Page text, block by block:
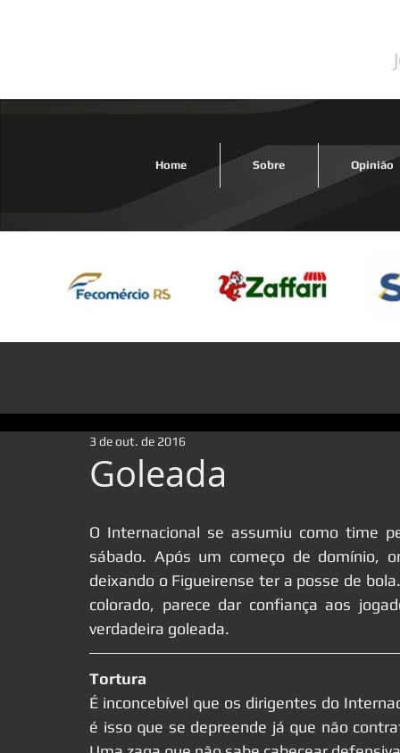
Home Sobre Opinião
Goleada
3 de out. de 2016
O Internacional se assumiu como time
sábado. Após um começo de domínio,
deixando o Figueirense ter a posse de
colorado, parece dar confiança aos
verdadeira goleada.
Tortura
É inconcebível que os dirigentes do
é isso que se depreende já que não